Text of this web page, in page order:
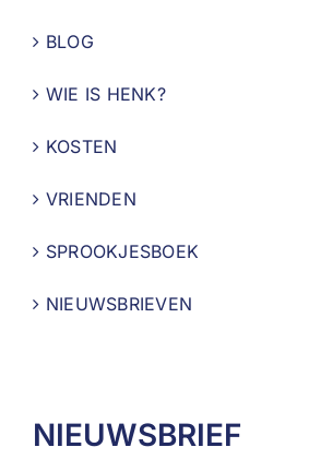
BLOG
WIE IS HENK?
KOSTEN
VRIENDEN
SPROOKJESBOEK
NIEUWSBRIEVEN
NIEUWSBRIEF